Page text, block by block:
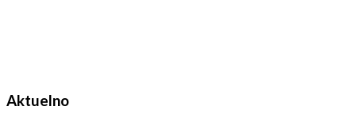
Aktuelno